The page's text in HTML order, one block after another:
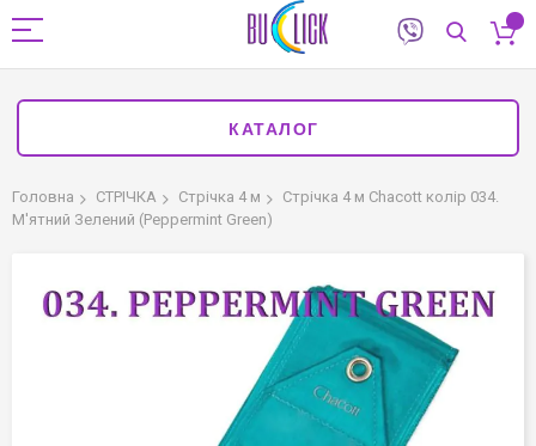
КАТАЛОГ
Головна СТРІЧКА Стрічка 4 м
Стрічка 4 м Chacott колір 034.
М'ятний Зелений (Peppermint Green)
до
кінця